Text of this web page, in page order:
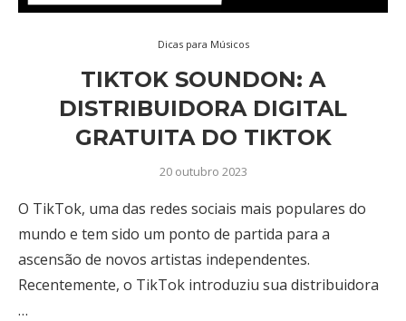
Dicas para Músicos
TIKTOK SOUNDON: A
DISTRIBUIDORA DIGITAL
GRATUITA DO TIKTOK
20 outubro 2023
O TikTok, uma das redes sociais mais populares do
mundo e tem sido um ponto de partida para a
ascensão de novos artistas independentes.
Recentemente, o TikTok introduziu sua distribuidora
…